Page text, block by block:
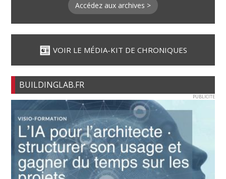
Accédez aux archives >
VOIR LE MÉDIA-KIT DE CHRONIQUES
BUILDINGLAB.FR
PUBLICITE